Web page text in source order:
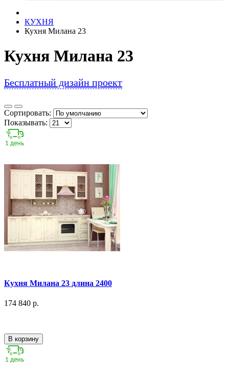
КУХНЯ
Кухня Милана 23
Кухня Милана 23
Бесплатный дизайн проект
Сортировать:
Показывать:
Кухня Милана 23 длина 2400
174 840 р.
В корзину